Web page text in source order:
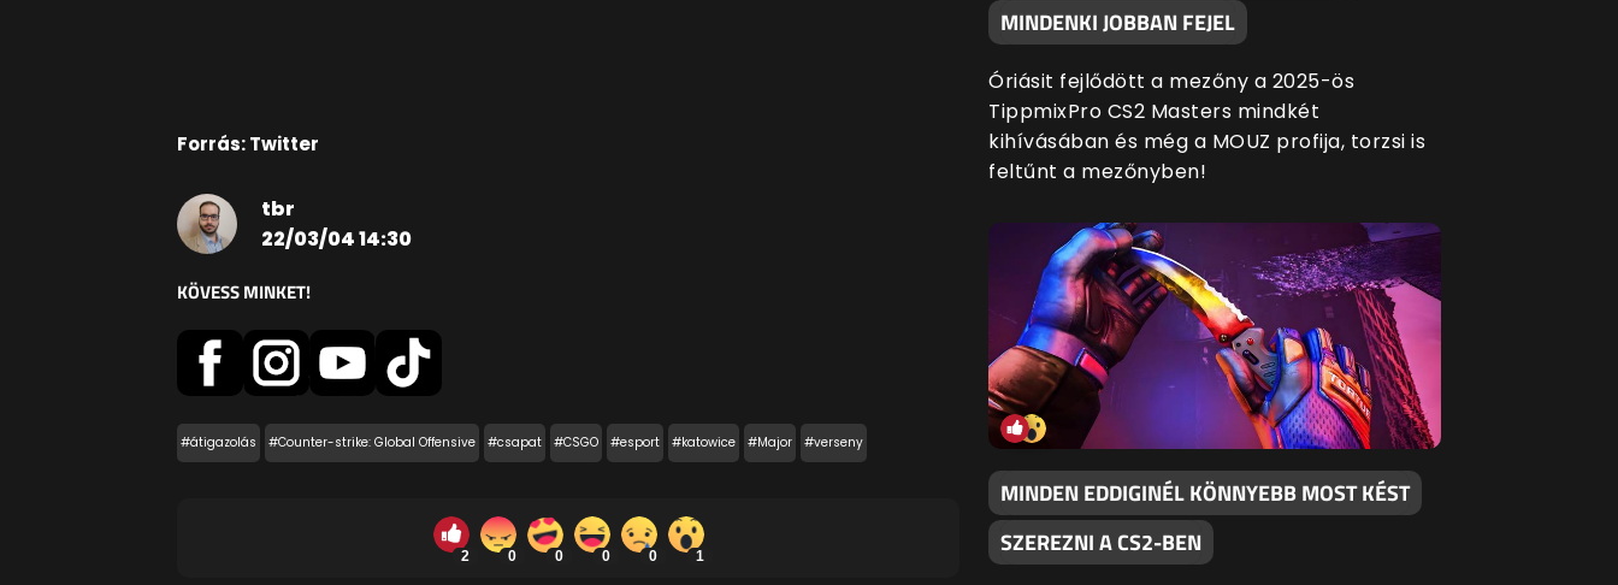
Forrás: Twitter
tbr
22/03/04 14:30
KÖVESS MINKET!
#átigazolás #Counter-strike: Global Offensive #csapat #CSGO #esport #katowice #Major #verseny
2 0 0 0 0 1
MINDENKI JOBBAN FEJEL
Óriásit fejlődött a mezőny a 2025-ös
TippmixPro CS2 Masters mindkét
kihívásában és még a MOUZ profija, torzsi is
feltűnt a mezőnyben!
MINDEN EDDIGINÉL KÖNNYEBB MOST KÉST
SZEREZNI A CS2-BEN